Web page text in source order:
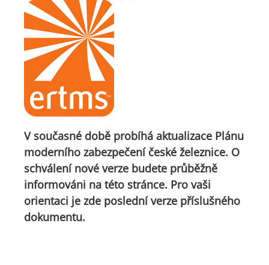
V současné době probíhá aktualizace Plánu
moderního zabezpečení české železnice. O
schválení nové verze budete průběžně
informováni na této stránce. Pro vaši
orientaci je zde poslední verze příslušného
dokumentu.